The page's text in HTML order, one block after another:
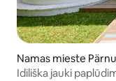
Namas mieste Pärnu
Idiliška jauki